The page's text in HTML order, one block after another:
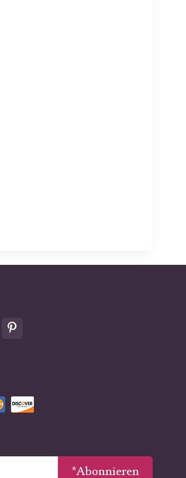
*Abonnieren